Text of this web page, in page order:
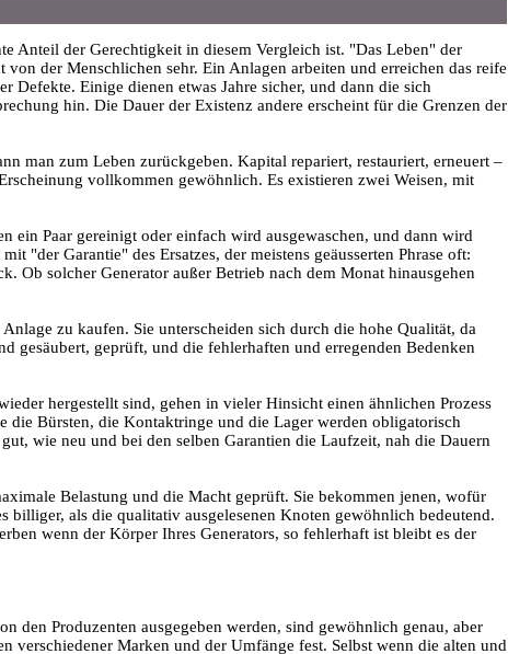
Anteil der Gerechtigkeit in diesem Vergleich ist. "Das Leben" der
der Menschlichen sehr. Ein Anlagen arbeiten und erreichen das reife
Defekte. Einige dienen etwas Jahre sicher, und dann die sich
hin. Die Dauer der Existenz andere erscheint für die Grenzen der
man zum Leben zurückgeben. Kapital repariert, restauriert, erneuert –
vollkommen gewöhnlich. Es existieren zwei Weisen, mit
ein Paar gereinigt oder einfach wird ausgewaschen, und dann wird
"der Garantie" des Ersatzes, der meistens geäusserten Phrase oft:
Ob solcher Generator außer Betrieb nach dem Monat hinausgehen
zu kaufen. Sie unterscheiden sich durch die hohe Qualität, da
gesäubert, geprüft, und die fehlerhaften und erregenden Bedenken
hergestellt sind, gehen in vieler Hinsicht einen ähnlichen Prozess
die Bürsten, die Kontaktringe und die Lager werden obligatorisch
wie neu und bei den selben Garantien die Laufzeit, nah die Dauern
Belastung und die Macht geprüft. Sie bekommen jenen, wofür
billiger, als die qualitativ ausgelesenen Knoten gewöhnlich bedeutend.
wenn der Körper Ihres Generators, so fehlerhaft ist bleibt es der
den Produzenten ausgegeben werden, sind gewöhnlich genau, aber
verschiedener Marken und der Umfänge fest. Selbst wenn die alten und